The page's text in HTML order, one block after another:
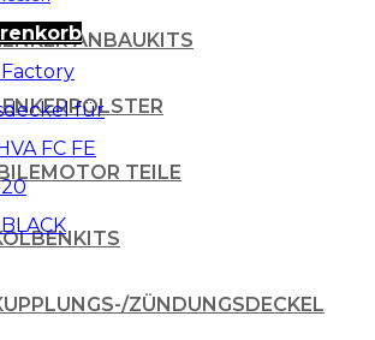
ANBAUKITS
MOTOR TEILE
ZÜNDUNGSDECKEL